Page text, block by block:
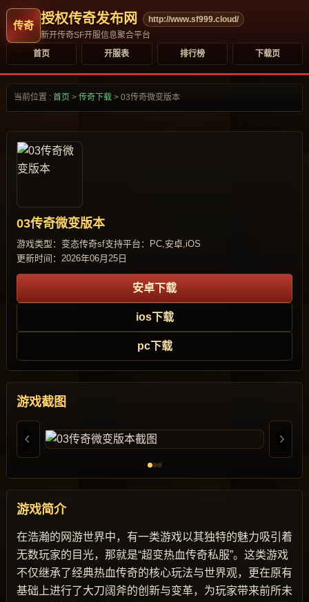
授权传奇发布网
http://www.sf999.cloud/
新开传奇SF开服信息聚合平台
首页
开服表 排行榜 下载页
当前位置 : 首页 > 传奇下载 > 03传奇微变版本
03传奇微变版本
游戏类型：变态传奇sf支持平台：PC,安卓,iOS
更新时间：2026年06月25日
安卓下载
ios下载
pc下载
游戏截图
游戏简介
在浩瀚的网游世界中，有一类游戏以其独特的魅力吸引着
无数玩家的目光，那就是“超变热血传奇私服”。这类游戏
不仅继承了经典热血传奇的核心玩法与世界观，更在原有
基础上进行了大刀阔斧的创新与变革，为玩家带来前所未